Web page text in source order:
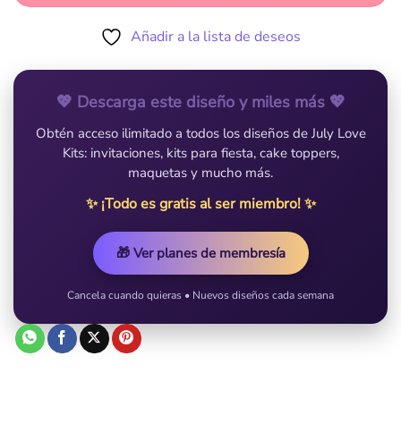
Añadir a la lista de deseos
💖 Descarga este diseño y miles más 💖
Obtén acceso ilimitado a todos los diseños de July Love
Kits: invitaciones, kits para fiesta, cake toppers,
maquetas y mucho más.
✨ ¡Todo es gratis al ser miembro! ✨
🎁 Ver planes de membresía
Cancela cuando quieras • Nuevos diseños cada semana